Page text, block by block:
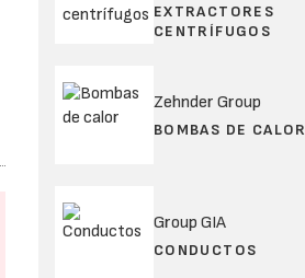
EXTRACTORES
CENTRÍFUGOS
Zehnder Group
BOMBAS DE CALOR
Group GIA
CONDUCTOS